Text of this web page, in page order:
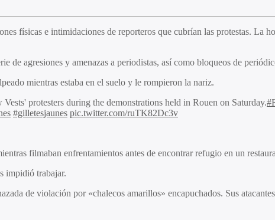
físicas e intimidaciones de reporteros que cubrían las protestas. La
de agresiones y amenazas a periodistas, así como bloqueos de
mientras estaba en el suelo y le rompieron la nariz.
protesters during the demonstrations held in Rouen on Saturday.
#gilletesjaunes pic.twitter.com/ruTK82Dc3v
filmaban enfrentamientos antes de encontrar refugio en un
impidió trabajar.
de violación por «chalecos amarillos» encapuchados. Sus